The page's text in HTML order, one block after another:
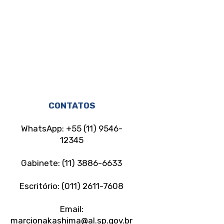
CONTATOS
WhatsApp: +55 (11) 9546-
12345
Gabinete: (11) 3886-6633
Escritório: (011) 2611-7608
Email:
marcionakashima@al.sp.gov.br